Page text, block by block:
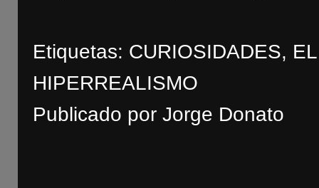
Etiquetas: CURIOSIDADES,
HIPERREALISMO
Publicado por Jorge Donato